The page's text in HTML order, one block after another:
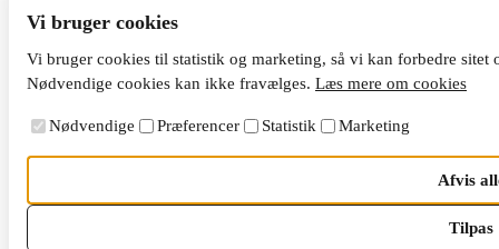
Vi bruger cookies
Vi bruger cookies til statistik og marketing, så vi kan forbedre
Nødvendige cookies kan ikke fravælges. Læs mere om cookies
Nødvendige Præferencer Statistik Marketing
Afvis
Tilpas